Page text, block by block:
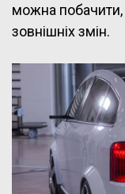
можна
зовнішніх змін.